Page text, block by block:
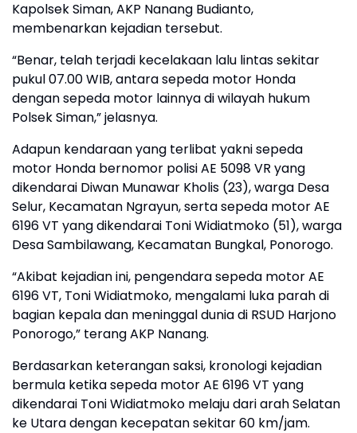
Kapolsek Siman, AKP Nanang Budianto,
membenarkan kejadian tersebut.
“Benar, telah terjadi kecelakaan lalu lintas sekitar
pukul 07.00 WIB, antara sepeda motor Honda
dengan sepeda motor lainnya di wilayah hukum
Polsek Siman,” jelasnya.
Adapun kendaraan yang terlibat yakni sepeda
motor Honda bernomor polisi AE 5098 VR yang
dikendarai Diwan Munawar Kholis (23), warga Desa
Selur, Kecamatan Ngrayun, serta sepeda motor AE
6196 VT yang dikendarai Toni Widiatmoko (51), warga
Desa Sambilawang, Kecamatan Bungkal, Ponorogo.
“Akibat kejadian ini, pengendara sepeda motor AE
6196 VT, Toni Widiatmoko, mengalami luka parah di
bagian kepala dan meninggal dunia di RSUD Harjono
Ponorogo,” terang AKP Nanang.
Berdasarkan keterangan saksi, kronologi kejadian
bermula ketika sepeda motor AE 6196 VT yang
dikendarai Toni Widiatmoko melaju dari arah Selatan
ke Utara dengan kecepatan sekitar 60 km/jam.